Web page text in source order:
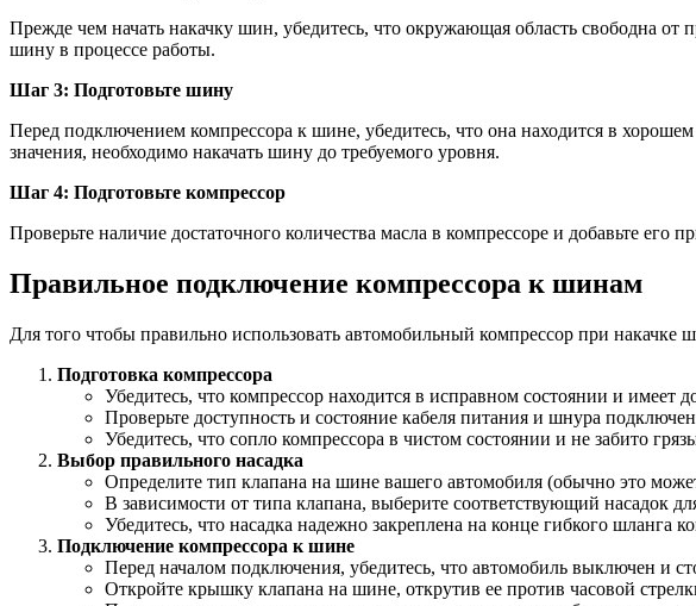
Прежде чем начать накачку шин, убедитесь, что окружающая область свободна
шину в процессе работы.
Шаг 3: Подготовьте шину
Перед подключением компрессора к шине, убедитесь, что она находится в
значения, необходимо накачать шину до требуемого уровня.
Шаг 4: Подготовьте компрессор
Проверьте наличие достаточного количества масла в компрессоре и добавьте
Правильное подключение компрессора к шинам
Для того чтобы правильно использовать автомобильный компрессор при
Подготовка компрессора
Убедитесь, что компрессор находится в исправном состоянии и имеет
Проверьте доступность и состояние кабеля питания и шнура
Убедитесь, что сопло компрессора в чистом состоянии и не забито
Выбор правильного насадка
Определите тип клапана на шине вашего автомобиля (обычно это
В зависимости от типа клапана, выберите соответствующий насадок
Убедитесь, что насадка надежно закреплена на конце гибкого шланга
Подключение компрессора к шине
Перед началом подключения, убедитесь, что автомобиль выключен и
Откройте крышку клапана на шине, открутив ее против часовой